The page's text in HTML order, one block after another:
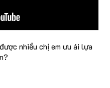
nhiều chị em ưu ái lựa